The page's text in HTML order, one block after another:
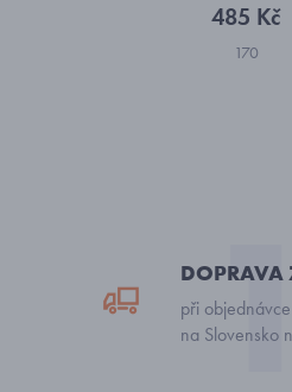
485 Kč
170
DOPRAVA
při
na Slovensko